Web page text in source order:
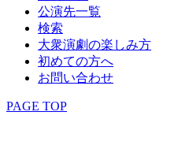
公演先一覧
検索
大衆演劇の楽しみ方
初めての方へ
お問い合わせ
PAGE TOP